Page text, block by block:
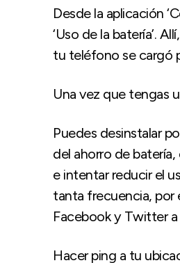
Desde la aplicación
‘Uso de la batería’.
tu teléfono se cargó
Una vez que tengas
Puedes desinstalar
del ahorro de
e intentar reducir el
tanta frecuencia, por
Facebook y Twitter a
Hacer ping a tu